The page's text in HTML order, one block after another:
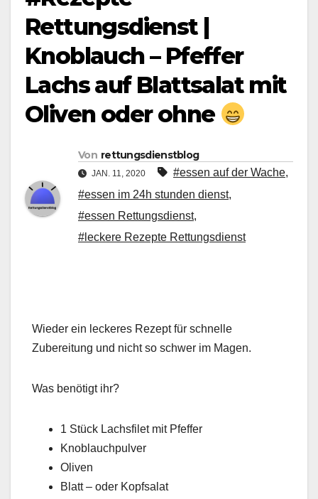
Rettungsdienst |
Knoblauch – Pfeffer
Lachs auf Blattsalat mit
Oliven oder ohne
Von rettungsdienstblog
JAN. 11, 2020 #essen auf der Wache,
#essen im 24h stunden dienst,
#essen Rettungsdienst,
#leckere Rezepte Rettungsdienst
Wieder ein leckeres Rezept für schnelle
Zubereitung und nicht so schwer im Magen.
Was benötigt ihr?
1 Stück Lachsfilet mit Pfeffer
Knoblauchpulver
Oliven
Blatt – oder Kopfsalat